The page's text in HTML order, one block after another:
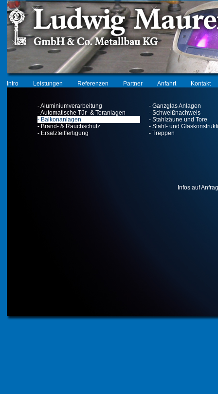
Intro Leistungen Referenzen Partner Anfahrt Kontakt
- Aluminiumverarbeitung
- Ganzglas Anlagen
- Automatische Tür- & Toranlagen
- Schweißnachweis
- Balkonanlagen
- Stahlzäune und Tore
- Brand- & Rauchschutz
- Stahl- und
- Ersatzteilfertigung
- Treppen
Infos auf